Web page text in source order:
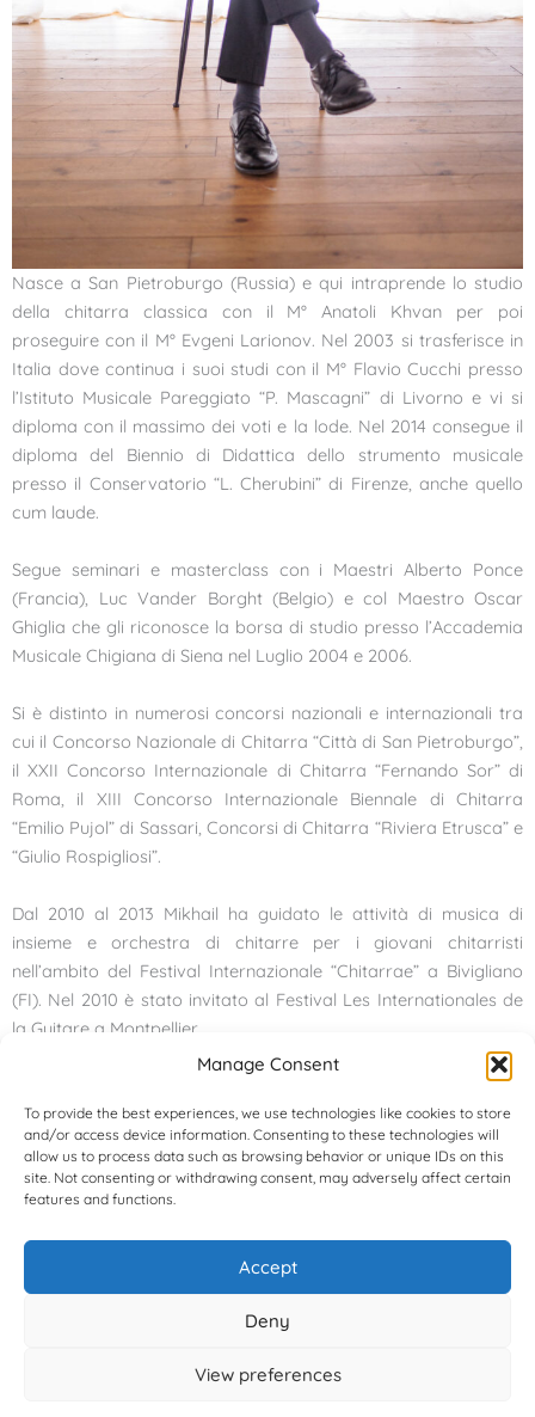
Manage Consent
To provide the best experiences, we use technologies like cookies to store
and/or access device information. Consenting to these technologies will
allow us to process data such as browsing behavior or unique IDs on this
site. Not consenting or withdrawing consent, may adversely affect certain
features and functions.
Accept
Deny
View preferences
Nasce a San Pietroburgo (Russia) e qui intraprende lo studio
della chitarra classica con il M° Anatoli Khvan per poi
proseguire con il M° Evgeni Larionov. Nel 2003 si trasferisce in
Italia dove continua i suoi studi con il M° Flavio Cucchi presso
l’Istituto Musicale Pareggiato “P. Mascagni” di Livorno e vi si
diploma con il massimo dei voti e la lode. Nel 2014 consegue il
diploma del Biennio di Didattica dello strumento musicale
presso il Conservatorio “L. Cherubini” di Firenze, anche quello
cum laude.
Segue seminari e masterclass con i Maestri Alberto Ponce
(Francia), Luc Vander Borght (Belgio) e col Maestro Oscar
Ghiglia che gli riconosce la borsa di studio presso l’Accademia
Musicale Chigiana di Siena nel Luglio 2004 e 2006.
Si è distinto in numerosi concorsi nazionali e internazionali tra
cui il Concorso Nazionale di Chitarra “Città di San Pietroburgo”,
il XXII Concorso Internazionale di Chitarra “Fernando Sor” di
Roma, il XIII Concorso Internazionale Biennale di Chitarra
“Emilio Pujol” di Sassari, Concorsi di Chitarra “Riviera Etrusca” e
“Giulio Rospigliosi”.
Dal 2010 al 2013 Mikhail ha guidato le attività di musica di
insieme e orchestra di chitarre per i giovani chitarristi
nell’ambito del Festival Internazionale “Chitarrae” a Bivigliano
(FI). Nel 2010 è stato invitato al Festival Les Internationales de
la Guitare a Montpellier.
Dal 2018 insieme al contrabbassista Giovanni Scalvini e al
fisarmonicista Samuele Venturin ha accompagnato la cantante
Monica Santoro nel progetto A lei. Dal 2018 al 2021 ha suonato
in duo con la flautista Olivia Gigli.
È docente di chitarra presso Scuola Media ad Indirizzo
24 Corde Ensemble